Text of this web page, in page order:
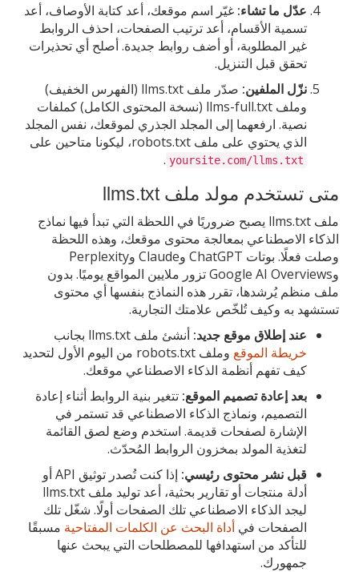
عدّل ما تشاء: غيّر اسم موقعك، أعد كتابة الأوصاف، أعد
تسمية الأقسام، أعد ترتيب الصفحات، احذف الروابط
غير المطلوبة، أو أضف روابط جديدة. أصلح أي تحذيرات
تحقق قبل التنزيل.
نزّل الملفين:
صدّر ملف llms.txt (الفهرس الخفيف)
وملف llms-full.txt (نسخة المحتوى الكامل) كملفات
نصية. ارفعهما إلى المجلد الجذري لموقعك، نفس المجلد
الذي يحتوي على ملف robots.txt، ليكونا متاحين على
yoursite.com/llms.txt
.
متى تستخدم مولد ملف llms.txt
ملف llms.txt يصبح ضروريًا في اللحظة التي تبدأ فيها نماذج
الذكاء الاصطناعي بمعالجة محتوى موقعك، وهذه اللحظة
وصلت فعلًا. بوتات ChatGPT وClaude وPerplexity
وGoogle AI Overviews تزور ملايين المواقع يوميًا. بدون
ملف منظم يُرشدها، تقرر هذه النماذج بنفسها أي محتوى
تستشهد به وكيف تُلخّص علامتك التجارية.
عند إطلاق موقع جديد: أنشئ ملف llms.txt بجانب
خريطة الموقع
وملف robots.txt من اليوم الأول لتحديد
كيف تفهم أنظمة الذكاء الاصطناعي موقعك.
بعد إعادة تصميم الموقع: تتغير بنية الروابط أثناء إعادة
التصميم، ونماذج الذكاء الاصطناعي قد تستمر في
الإشارة لصفحات قديمة. استخدم وضع لصق القائمة
لتغذية المولد بمخزون الروابط المُحدّث.
قبل نشر محتوى رئيسي:
إذا كنت تُصدر توثيق API أو
أدلة منتجات أو تقارير بحثية، أعد توليد ملف llms.txt
ليجد الذكاء الاصطناعي تلك الصفحات أولًا. شغّل تلك
الصفحات في أداة البحث عن الكلمات المفتاحية مسبقًا
للتأكد من استهدافها للمصطلحات التي يبحث عنها
جمهورك.